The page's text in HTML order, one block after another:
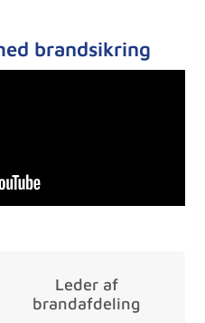
brandsikring
Leder af
brandafdeling